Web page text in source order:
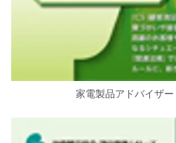
家電製品アドバイザ